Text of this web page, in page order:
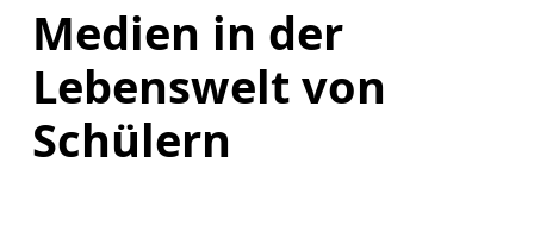
Medien in der
Lebenswelt von
Schülern